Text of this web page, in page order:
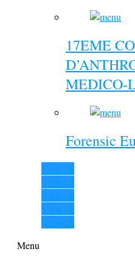
17EME
MEDICO-
Forensic
View all
View all
View all
View all
View all
Menu